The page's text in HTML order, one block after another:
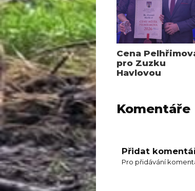
Cena
pro Zuzku
Havlovou
Komentáře
Přidat
Pro přidávání